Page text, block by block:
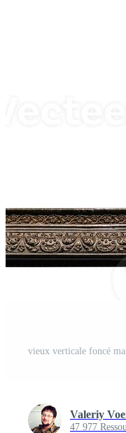
vieux verticale foncé
Valeriy
47 977